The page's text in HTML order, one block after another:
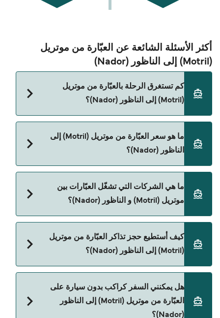
أكثر الأسئلة الشائعة عن العبّارة من موتريل
(Motril) إلى الناظور (Nador)
كم تستغرق الرحلة بالعبّارة من موتريل
(Motril) إلى الناظور (Nador)؟
(Nador) تقريباً 6 ساعات. مدة الإبحار ممكن تختلف حسب
الموسم والشركة، لذلك ننصحك بمراجعة الأوقات
المباشرة باستخدام Direct Ferries Deal Finder.
ما هو سعر العبّارة من موتريل (Motril) إلى
الناظور (Nador)؟
يختلف حسب الموسم. متوسط سعر الرحلة هو 1٬917٫61
ما هي الشركات التي تشغّل العبّارات بين
موتريل (Motril) و الناظور (Nador)؟
موتريل (Motril) إلى الناظور (Nador).
كيف أستطيع حجز تذاكر العبّارة من موتريل
(Motril) إلى الناظور (Nador)؟
صفحة العروض لمعرفة أحدث التخفيضات.
هل يمكنني السفر كراكب بدون سيارة على
العبّارة من موتريل (Motril) إلى الناظور
(Nador)؟